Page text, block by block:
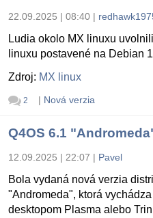
22.09.2025 | 08:40 |
Ludia okolo MX linuxu
linuxu postavené na Debian
Zdroj: MX linux
2 | Nová verzia
Q4OS 6.1
12.09.2025 | 22:07 | Pavel
Bola vydaná nová verzia
"Andromeda", ktorá
desktopom Plasma alebo